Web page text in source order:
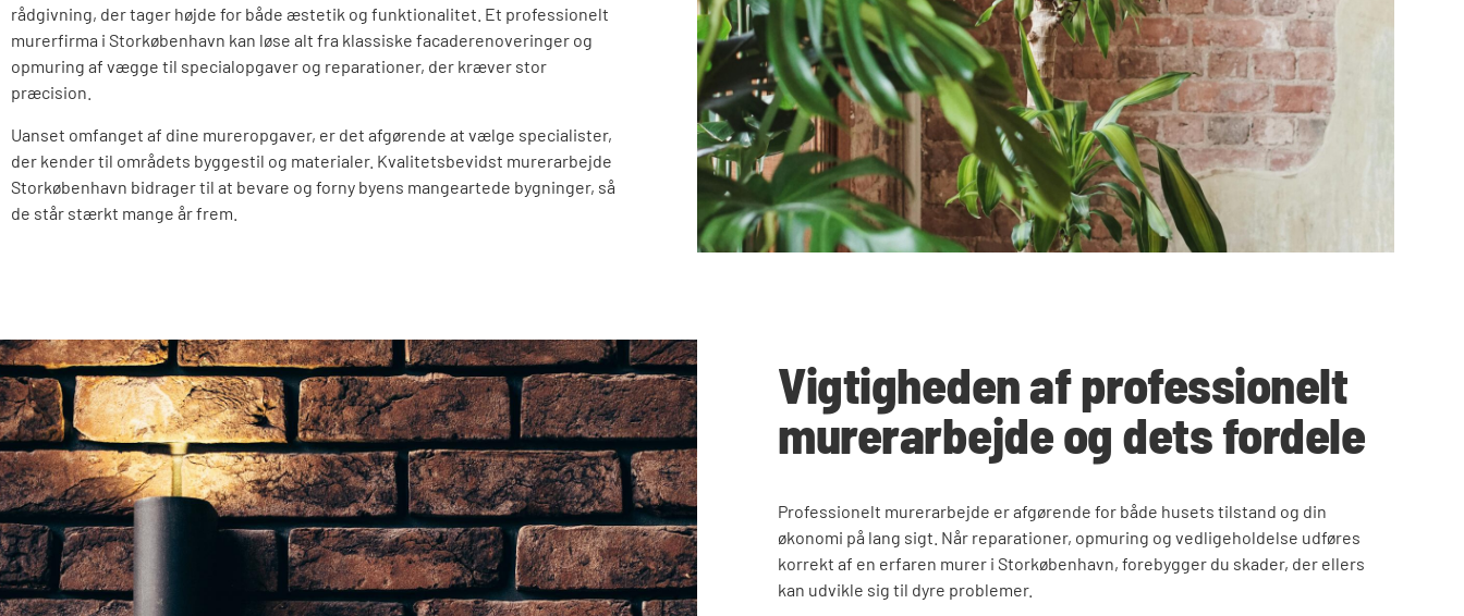
rådgivning, der tager højde for både æstetik og funktionalitet. Et professionelt
murerfirma i Storkøbenhavn kan løse alt fra klassiske facaderenoveringer og
opmuring af vægge til specialopgaver og reparationer, der kræver stor
præcision.
Uanset omfanget af dine mureropgaver, er det afgørende at vælge specialister,
der kender til områdets byggestil og materialer. Kvalitetsbevidst murerarbejde
Storkøbenhavn bidrager til at bevare og forny byens mangeartede bygninger, så
de står stærkt mange år frem.
Vigtigheden af professionelt
murerarbejde og dets fordele
Professionelt murerarbejde er afgørende for både husets tilstand og din
økonomi på lang sigt. Når reparationer, opmuring og vedligeholdelse udføres
korrekt af en erfaren murer i Storkøbenhavn, forebygger du skader, der ellers
kan udvikle sig til dyre problemer.